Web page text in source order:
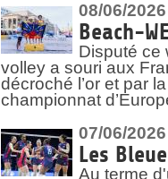
08/06/2026
Beach-
Disputé ce
volley a souri aux
décroché l’or et par
championnat
07/06/2026
Les
Au terme